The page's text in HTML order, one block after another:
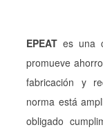
EPEAT es una
promueve
fabricación y
norma está
obligado